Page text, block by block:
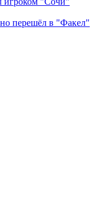
перешёл в "Факел"